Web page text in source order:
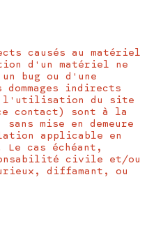
causés au matériel
d'un matériel ne
bug ou d'une
indirects
à l'utilisation du site
contact) sont à la
mise en demeure
applicable en
cas échéant,
civile et/ou
diffamant, ou